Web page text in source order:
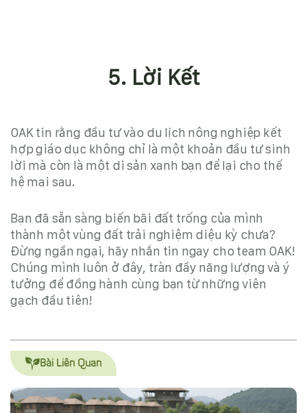
5. Lời Kết
OAK tin rằng đầu tư vào du lịch nông nghiệp kết
hợp giáo dục không chỉ là một khoản đầu tư sinh
lời mà còn là một di sản xanh bạn để lại cho thế
hệ mai sau.
Bạn đã sẵn sàng biến bãi đất trống của mình
thành một vùng đất trải nghiệm diệu kỳ chưa?
Đừng ngần ngại, hãy nhắn tin ngay cho team OAK!
Chúng mình luôn ở đây, tràn đầy năng lượng và ý
tưởng để đồng hành cùng bạn từ những viên
gạch đầu tiên!
Bài Liên Quan